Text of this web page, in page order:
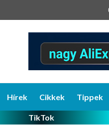
Hírek Cikkek Tippek
TikTok